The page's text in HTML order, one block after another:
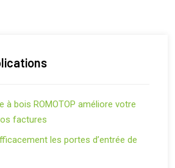
à bois ROMOTOP améliore votre
factures
les portes d’entrée de